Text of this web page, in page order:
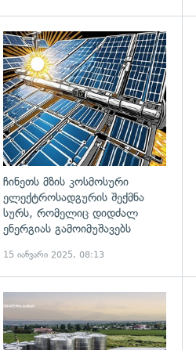
გადახედვა
ჩინეთს მზის კოსმოსური
ელექტროსადგურის შექმნა
სურს, რომელიც დიდძალ
ენერგიას გამოიმუშავებს
15 იანვარი 2025, 08:13